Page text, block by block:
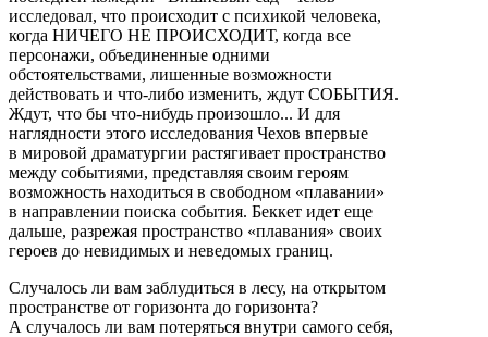
исследовал, что происходит с психикой человека,
когда НИЧЕГО НЕ ПРОИСХОДИТ, когда все
персонажи, объединенные одними
обстоятельствами, лишенные возможности
действовать и что-либо изменить, ждут СОБЫТИЯ.
Ждут, что бы что-нибудь произошло... И для
наглядности этого исследования Чехов впервые
в мировой драматургии растягивает пространство
между событиями, представляя своим героям
возможность находиться в свободном «плавании»
в направлении поиска события. Беккет идет еще
дальше, разрежая пространство «плавания» своих
героев до невидимых и неведомых границ.
Случалось ли вам заблудиться в лесу, на открытом
пространстве от горизонта до горизонта?
А случалось ли вам потеряться внутри самого себя,